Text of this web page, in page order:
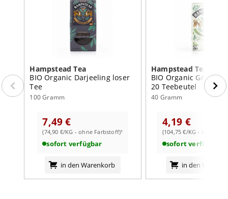
Hampstead Tea
BIO Organic Darjeeling loser
Tee
100 Gramm
7,49 €
(74,90 €/KG - ohne Farbstoff)¹
sofort verfügbar
in den Warenkorb
Hampstead Tea
BIO Organic Green
20 Teebeutel
40 Gramm
4,19 €
(104,75 €/KG - ohne
sofort verfügbar
in den